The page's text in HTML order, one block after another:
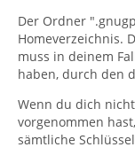
Der Ordner
Homeverzeichnis.
muss in deinem
haben, durch den
Wenn du dich
vorgenommen
sämtliche